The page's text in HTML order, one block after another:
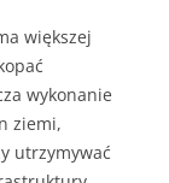
większej
wykonanie
ziemi,
utrzymywać